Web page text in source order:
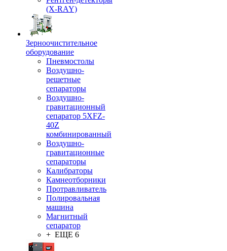
(X-RAY)
Зерноочистительное
оборудование
Пневмостолы
Воздушно-
решетные
сепараторы
Воздушно-
гравитационный
сепаратор 5XFZ-
40Z
комбинированный
Воздушно-
гравитационные
сепараторы
Калибраторы
Камнеотборники
Протравливатель
Полировальная
машина
Магнитный
сепаратор
+ ЕЩЕ 6